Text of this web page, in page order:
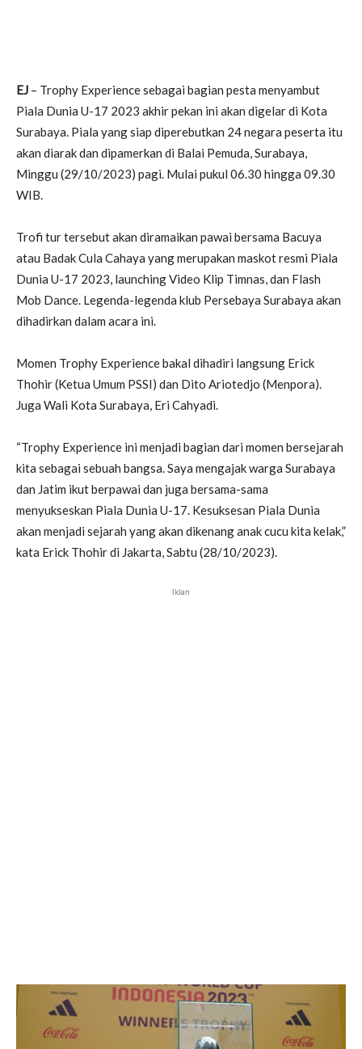
EJ – Trophy Experience sebagai bagian pesta menyambut
Piala Dunia U-17 2023 akhir pekan ini akan digelar di Kota
Surabaya. Piala yang siap diperebutkan 24 negara peserta itu
akan diarak dan dipamerkan di Balai Pemuda, Surabaya,
Minggu (29/10/2023) pagi. Mulai pukul 06.30 hingga 09.30
WIB.
Trofi tur tersebut akan diramaikan pawai bersama Bacuya
atau Badak Cula Cahaya yang merupakan maskot resmi Piala
Dunia U-17 2023, launching Video Klip Timnas, dan Flash
Mob Dance. Legenda-legenda klub Persebaya Surabaya akan
dihadirkan dalam acara ini.
Momen Trophy Experience bakal dihadiri langsung Erick
Thohir (Ketua Umum PSSI) dan Dito Ariotedjo (Menpora).
Juga Wali Kota Surabaya, Eri Cahyadi.
“Trophy Experience ini menjadi bagian dari momen bersejarah
kita sebagai sebuah bangsa. Saya mengajak warga Surabaya
dan Jatim ikut berpawai dan juga bersama-sama
menyukseskan Piala Dunia U-17. Kesuksesan Piala Dunia
akan menjadi sejarah yang akan dikenang anak cucu kita kelak,”
kata Erick Thohir di Jakarta, Sabtu (28/10/2023).
Iklan